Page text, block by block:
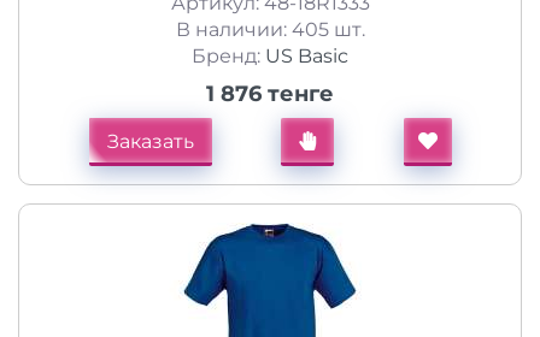
В наличии: 405 шт.
Бренд: US Basic
1 876 тенге
Заказать